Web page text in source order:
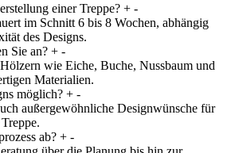
einer Treppe? + -
im Schnitt 6 bis 8 Wochen, abhängig
des Designs.
Sie an? + -
wie Eiche, Buche, Nussbaum und
Materialien.
möglich? + -
außergewöhnliche Designwünsche für
ab? + -